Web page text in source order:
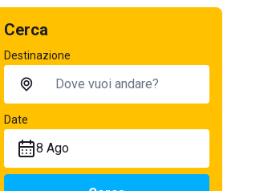
Cerca
Destinazione
Date
8 Ago